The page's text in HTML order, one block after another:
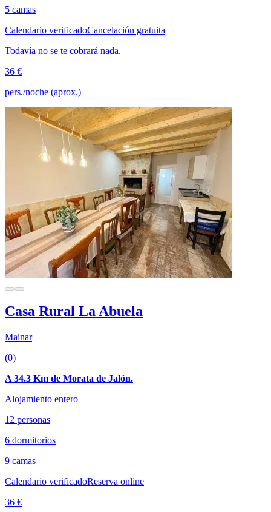
5 camas
Calendario verificadoCancelación gratuita
Todavía no se te cobrará nada.
36 €
pers./noche (aprox.)
Casa Rural La Abuela
Mainar
(0)
A 34.3 Km de Morata de Jalón.
Alojamiento entero
12 personas
6 dormitorios
9 camas
Calendario verificadoReserva online
36 €